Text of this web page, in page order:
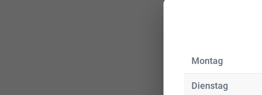
Montag
Dienstag